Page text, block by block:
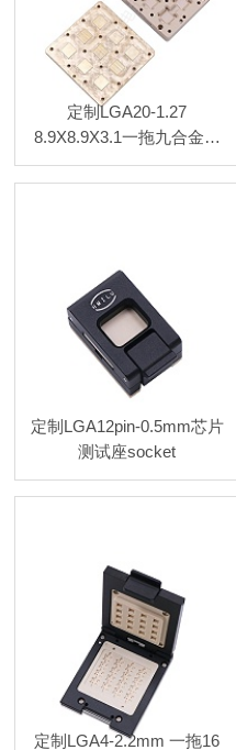
定制LGA20-1.27
8.9X8.9X3.1一拖九合金双
扣测试座
定制LGA12pin-0.5mm芯片
测试座socket
定制LGA4-2.2mm 一拖16